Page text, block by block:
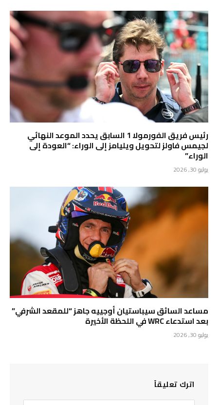
رئيس فريق الفورمولا 1 السابق يحدد الموعد النهائي
لجيمس فاولز لتحويل ويليامز إلى الوراء: “العودة إلى
الوراء”
يوليو 30, 2026
مساعد السائق سيباستيان أوجييه جاهز “للمقعد الشرفي”
بعد استدعاء WRC في اللحظة الأخيرة
يوليو 30, 2026
اترك تعليقاً